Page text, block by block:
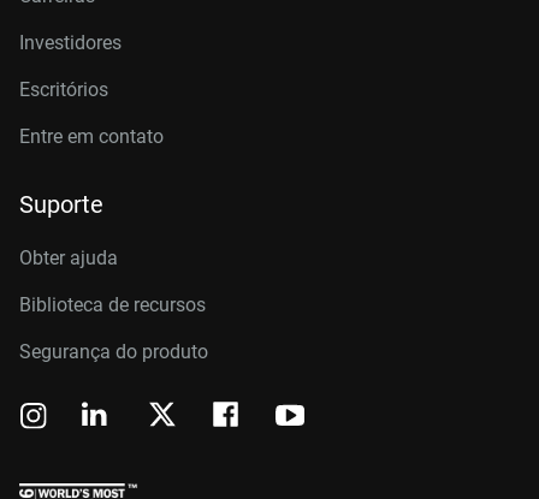
Investidores
Escritórios
Entre em contato
Suporte
Obter ajuda
Biblioteca de recursos
Segurança do produto